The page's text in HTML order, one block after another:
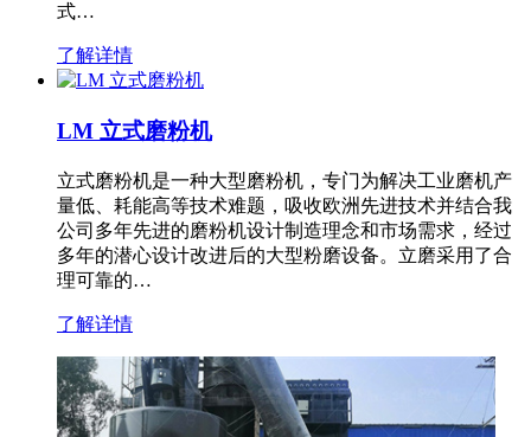
式…
了解详情
LM 立式磨粉机
立式磨粉机是一种大型磨粉机，专门为解决工业磨机产
量低、耗能高等技术难题，吸收欧洲先进技术并结合我
公司多年先进的磨粉机设计制造理念和市场需求，经过
多年的潜心设计改进后的大型粉磨设备。立磨采用了合
理可靠的…
了解详情